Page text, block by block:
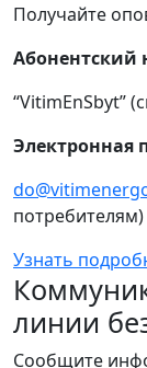
Получайте
Абонентский
“VitimEnSbyt”
Электронная
потребителям)
Узнать
линии
Сообщите